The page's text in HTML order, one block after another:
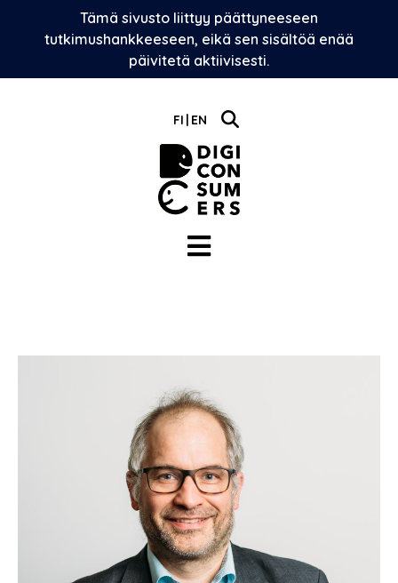
Tämä sivusto liittyy päättyneeseen
tutkimushankkeeseen, eikä sen sisältöä enää
päivitetä aktiivisesti.
FI EN